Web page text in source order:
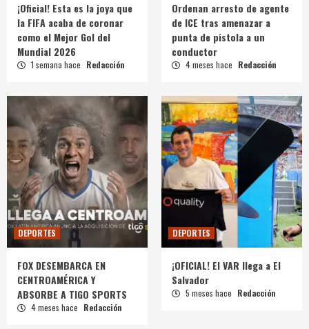
¡Oficial! Esta es la joya que
la FIFA acaba de coronar
como el Mejor Gol del
Mundial 2026
1 semana hace Redacción
Ordenan arresto de agente
de ICE tras amenazar a
punta de pistola a un
conductor
4 meses hace Redacción
DEPORTES
FOX DESEMBARCA EN
CENTROAMÉRICA Y
ABSORBE A TIGO SPORTS
4 meses hace Redacción
DEPORTES
¡OFICIAL! El VAR llega a El
Salvador
5 meses hace Redacción